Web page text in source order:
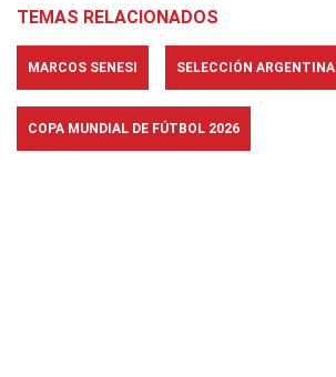
TEMAS RELACIONADOS
MARCOS SENESI SELECCIÓN ARGENTINA
COPA MUNDIAL DE FÚTBOL 2026